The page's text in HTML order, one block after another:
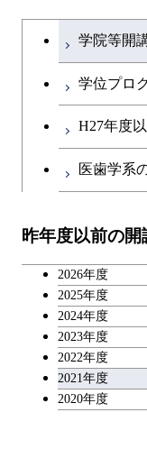
開閉
社
イ
技
開閉
専
文
英
第
キ
大学院課程を切り替え
学院等開
学位プロ
H27年度
医歯学系
昨年度以前の開
2026年度
2025年度
2024年度
2023年度
2022年度
2021年度
2020年度